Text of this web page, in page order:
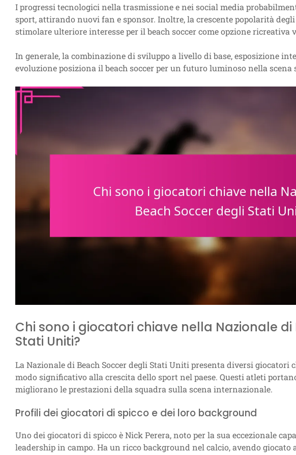
I progressi tecnologici nella trasmissione e nei social media
sport, attirando nuovi fan e sponsor. Inoltre, la crescente popolarità
stimolare ulteriore interesse per il beach soccer come opzione ricreativa
In generale, la combinazione di sviluppo a livello di base, esposizione
evoluzione posiziona il beach soccer per un futuro luminoso nella
Chi sono i giocatori chiave nella Nazionale di
Stati Uniti?
La Nazionale di Beach Soccer degli Stati Uniti presenta diversi giocatori
modo significativo alla crescita dello sport nel paese. Questi atleti
migliorano le prestazioni della squadra sulla scena internazionale.
Profili dei giocatori di spicco e dei loro background
Uno dei giocatori di spicco è Nick Perera, noto per la sua eccezionale
leadership in campo. Ha un ricco background nel calcio, avendo